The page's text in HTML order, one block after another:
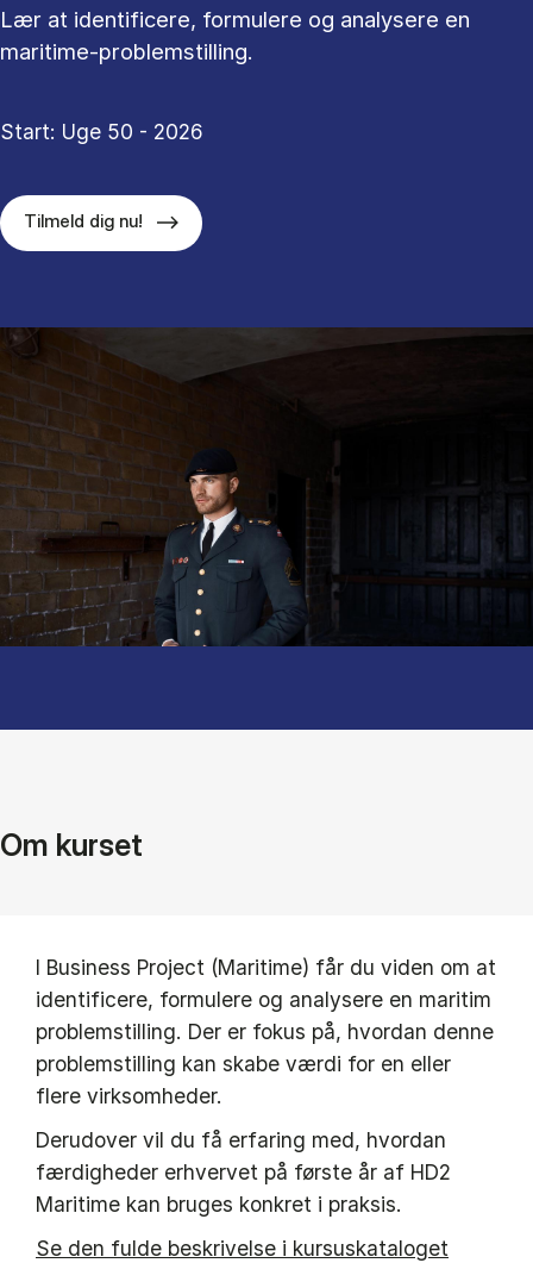
Lær at identificere, formulere og analysere en
maritime-problemstilling.
Start: Uge 50 - 2026
Tilmeld dig nu!
Om kurset
I Business Project (Maritime) får du viden om at
identificere, formulere og analysere en maritim
problemstilling. Der er fokus på, hvordan denne
problemstilling kan skabe værdi for en eller
flere virksomheder.
Derudover vil du få erfaring med, hvordan
færdigheder erhvervet på første år af HD2
Maritime kan bruges konkret i praksis.
Se den fulde beskrivelse i kursuskataloget